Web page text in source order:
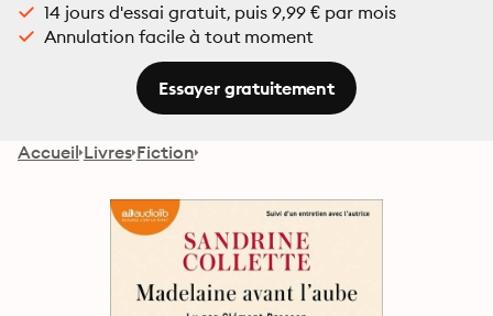
14 jours d'essai gratuit, puis 9,99 € par mois
Annulation facile à tout moment
Essayer gratuitement
Accueil Livres Fiction